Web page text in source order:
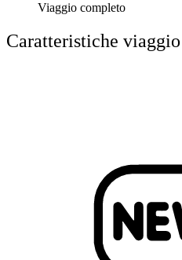
Viaggio completo
Caratteristiche viaggio